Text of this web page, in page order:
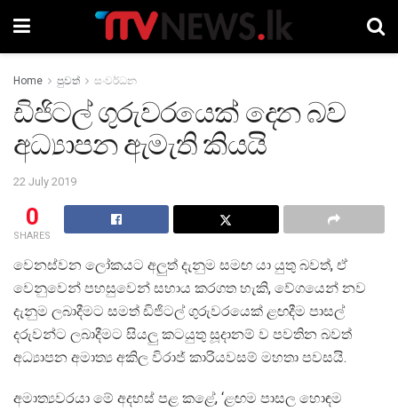
Home පුවත් සංවර්ධන
ඩිජිටල් ගුරුවරයෙක් දෙන බව
අධ්‍යාපන ඇමැති කියයි
22 July 2019
0
SHARES
වෙනස්වන ලෝකයට අලුත් දැනුම සමඟ යා යුතු බවත්, ඒ
වෙනුවෙන් පහසුවෙන් සහාය කරගත හැකි, වේගයෙන් නව
දැනුම ලබාදීමට සමත් ඩිජිටල් ගුරුවරයෙක් ළඟදීම පාසල්
දරුවන්ට ලබාදීමට සියලු කටයුතු සූදානම් ව පවතින බවත්
අධ්‍යාපන අමාත්‍ය අකිල විරාජ් කාරියවසම් මහතා පවසයි.
අමාත්‍යවරයා මේ අදහස් පළ කළේ, ‘ළඟම පාසල හොඳම